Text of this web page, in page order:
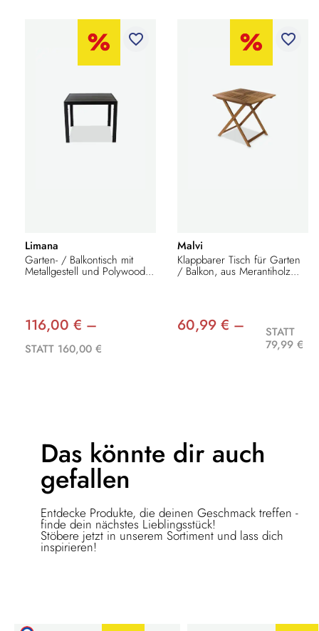
favorite_border
Limana
Garten- / Balkontisch mit
Metallgestell und Polywood...
116,00 € –
STATT 160,00 €
favorite_border
Malvi
Klappbarer Tisch für Garten
/ Balkon, aus Merantiholz...
60,99 € –
STATT
79,99 €
Das könnte dir auch
gefallen
Entdecke Produkte, die deinen Geschmack treffen -
finde dein nächstes Lieblingsstück!
Stöbere jetzt in unserem Sortiment und lass dich
inspirieren!